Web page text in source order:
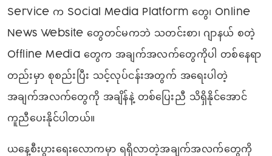
Service က Social Media Platform တွေ၊ Online
News Website တွေတင်မကဘဲ သတင်းစာ၊ ဂျာနယ် စတဲ့
Offline Media တွေက အချက်အလက်တွေကိုပါ တစ်နေရာ
တည်းမှာ စုစည်းပြီး သင့်လုပ်ငန်းအတွက် အရေးပါတဲ့
အချက်အလက်တွေကို အချိန်နဲ့ တစ်ပြေးညီ သိရှိနိုင်အောင်
ကူညီပေးနိုင်ပါတယ်။
ယနေ့စီးပွားရေးလောကမှာ ရရှိလာတဲ့အချက်အလက်တွေကို